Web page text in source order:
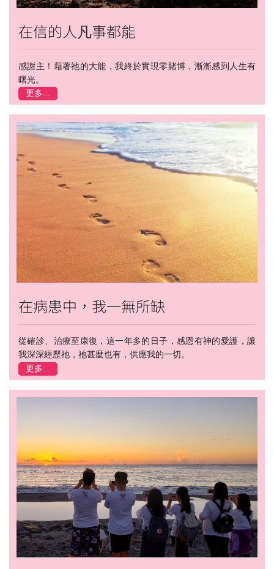
在信的人凡事都能
感謝主！藉著祂的大能，我終於實現零賭博，漸漸感到人生有
曙光。
更多...
在病患中，我一無所缺
從確診、治療至康復，這一年多的日子，感恩有神的愛護，讓
我深深經歷祂，祂甚麼也有，供應我的一切。
更多...